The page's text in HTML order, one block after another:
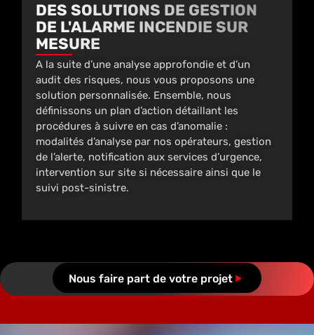
DES SOLUTIONS DE GESTION
DE L'ALARME INCENDIE SUR
MESURE
A la suite d’une analyse approfondie et d’un
audit des risques, nous vous proposons une
solution personnalisée. Ensemble, nous
définissons un plan d’action détaillant les
procédures à suivre en cas d’anomalie :
modalités d’analyse par nos opérateurs, gestion
de l’alerte, notification aux services d’urgence,
intervention sur site si nécessaire ainsi que le
suivi post-sinistre.
Nous faire part de votre projet